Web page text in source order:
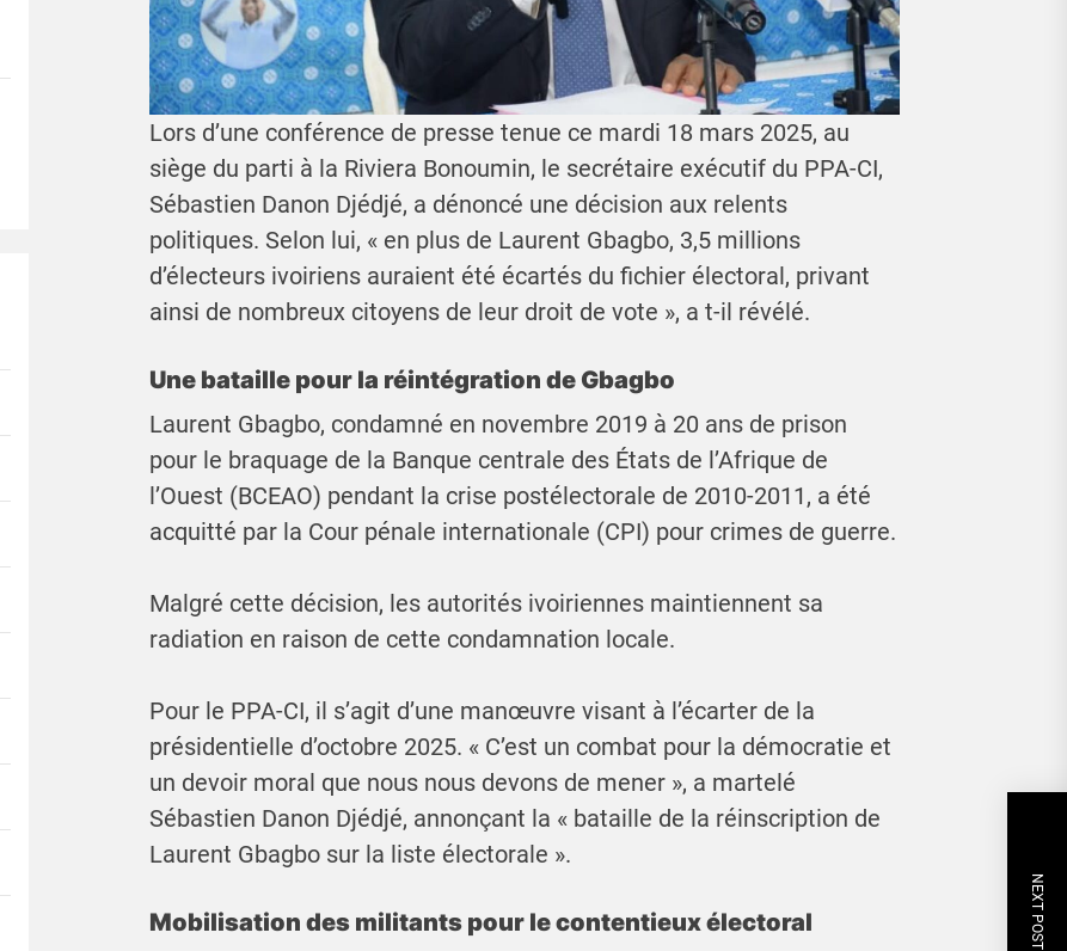
Lors d’une conférence de presse tenue ce mardi 18 mars 2025, au
siège du parti à la Riviera Bonoumin, le secrétaire exécutif du PPA-CI,
Sébastien Danon Djédjé, a dénoncé une décision aux relents
politiques. Selon lui, « en plus de Laurent Gbagbo, 3,5 millions
d’électeurs ivoiriens auraient été écartés du fichier électoral, privant
ainsi de nombreux citoyens de leur droit de vote », a t-il révélé.
Une bataille pour la réintégration de Gbagbo
Laurent Gbagbo, condamné en novembre 2019 à 20 ans de prison
pour le braquage de la Banque centrale des États de l’Afrique de
l’Ouest (BCEAO) pendant la crise postélectorale de 2010-2011, a été
acquitté par la Cour pénale internationale (CPI) pour crimes de guerre.
Malgré cette décision, les autorités ivoiriennes maintiennent sa
radiation en raison de cette condamnation locale.
Pour le PPA-CI, il s’agit d’une manœuvre visant à l’écarter de la
présidentielle d’octobre 2025. « C’est un combat pour la démocratie et
un devoir moral que nous nous devons de mener », a martelé
Sébastien Danon Djédjé, annonçant la « bataille de la réinscription de
Laurent Gbagbo sur la liste électorale ».
Mobilisation des militants pour le contentieux électoral
NEXT POST